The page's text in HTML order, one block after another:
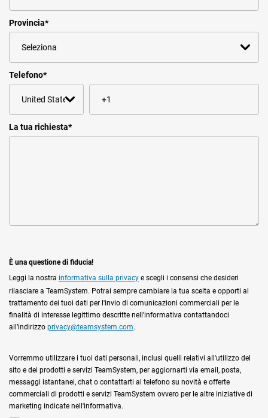
Provincia*
Telefono*
La tua richiesta*
È una questione di fiducia!
Leggi la nostra informativa sulla privacy e scegli i consensi che desideri
rilasciare a TeamSystem. Potrai sempre cambiare la tua scelta e opporti al
trattamento dei tuoi dati per l'invio di comunicazioni commerciali per le
finalità di interesse legittimo descritte nell’informativa contattandoci
all’indirizzo privacy@teamsystem.com.
Vorremmo utilizzare i tuoi dati personali, inclusi quelli relativi all'utilizzo del
sito e dei prodotti e servizi TeamSystem, per aggiornarti via email, posta,
messaggi istantanei, chat o contattarti al telefono su novità e offerte
commerciali di prodotti e servizi TeamSystem ovvero per le altre iniziative di
marketing indicate nell'informativa.